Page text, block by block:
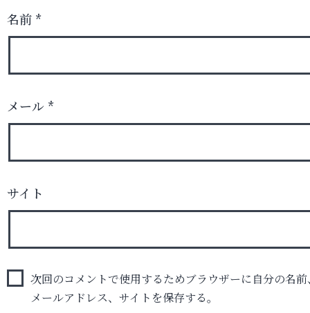
名前 *
メール *
サイト
次回のコメントで使用するためブラウザーに自分の名前
メールアドレス、サイトを保存する。